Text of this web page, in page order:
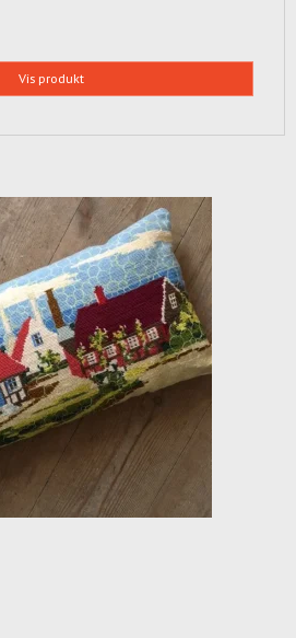
Vis produkt